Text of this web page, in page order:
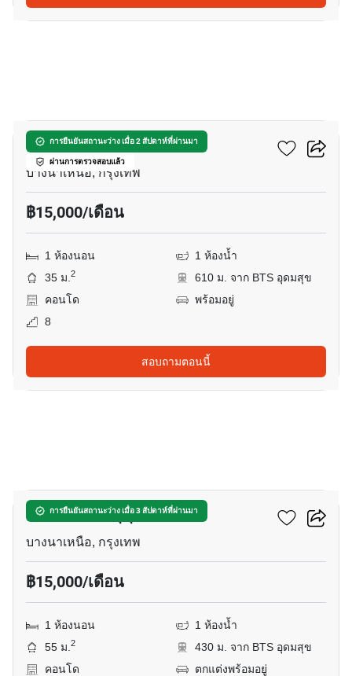
การยืนยันสถานะว่าง เมื่อ 2 สัปดาห์ที่ผ่านมา
ผ่านการตรวจสอบแล้ว
เดอะ สกาย สุขุมวิท
บางนาเหนือ, กรุงเทพ
฿15,000/เดือน
1 ห้องนอน
1 ห้องน้ำ
35 ม.2
610 ม. จาก BTS อุดมสุข
คอนโด
พร้อมอยู่
8
สอบถามตอนนี้
การยืนยันสถานะว่าง เมื่อ 3 สัปดาห์ที่ผ่านมา
เซ็นทริค ซีน สุขุมวิท 64
บางนาเหนือ, กรุงเทพ
฿15,000/เดือน
1 ห้องนอน
1 ห้องน้ำ
55 ม.2
430 ม. จาก BTS อุดมสุข
คอนโด
ตกแต่งพร้อมอยู่